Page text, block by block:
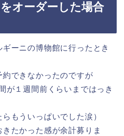
オーダーした場合
ーニの博物館に行ったとき
できなかったのですが
が１週間前くらいまではっき
もういっぱいでした涙）
たかった感が余計募りま